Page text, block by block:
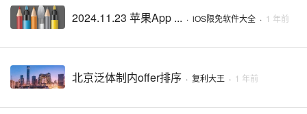
2024.11.23 苹果App ... · iOS限免软件大全 · 1 年前
北京泛体制内offer排序 · 复利大王 · 1 年前